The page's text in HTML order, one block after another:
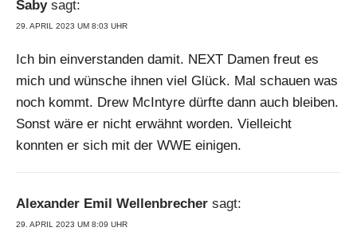
Saby sagt:
29. APRIL 2023 UM 8:03 UHR
Ich bin einverstanden damit. NEXT Damen freut es
mich und wünsche ihnen viel Glück. Mal schauen was
noch kommt. Drew McIntyre dürfte dann auch bleiben.
Sonst wäre er nicht erwähnt worden. Vielleicht
konnten er sich mit der WWE einigen.
Alexander Emil Wellenbrecher sagt:
29. APRIL 2023 UM 8:09 UHR